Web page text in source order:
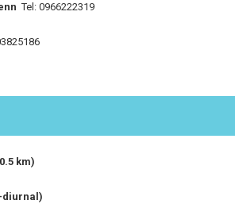
Tel: 0966222319
km)
diurnal)